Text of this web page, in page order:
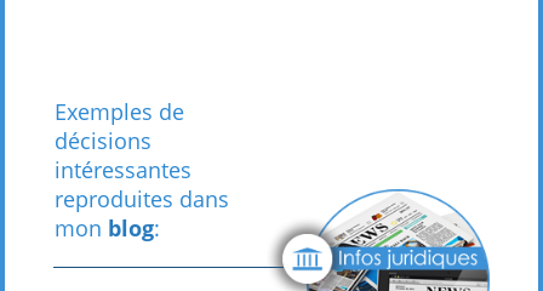
Exemples de
décisions
intéressantes
reproduites dans
mon blog: